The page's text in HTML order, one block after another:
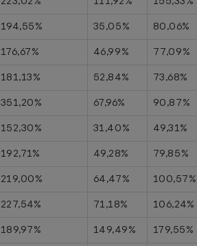
194,55% 35,05%
80,06%
176,67% 46,99%
77,09%
181,13% 52,84%
73,68%
351,20% 67,96%
90,87%
152,30% 31,40%
49,31%
192,71% 49,28%
79,85%
219,00% 64,47%
100,57%
227,54% 71,18%
106,24%
189,97% 149,49%
179,55%